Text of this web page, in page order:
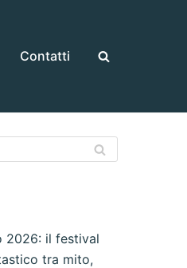
Contatti
2026: il festival
tra mito,